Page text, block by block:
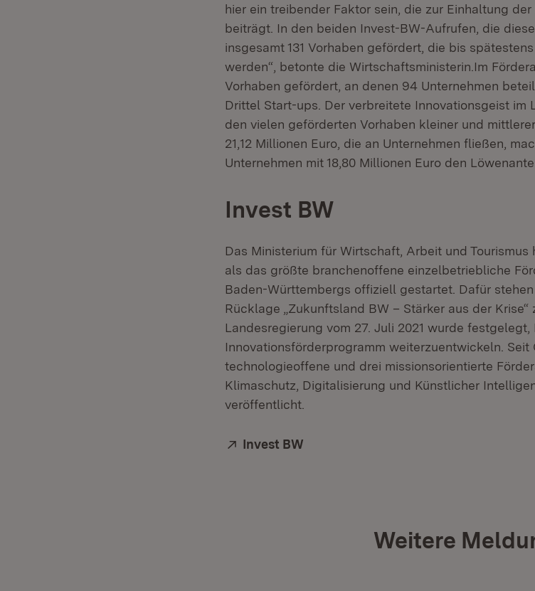
hier ein treibender Faktor sein, die zur Einhaltung
beiträgt. In den beiden Invest-BW-Aufrufen, die
insgesamt 131 Vorhaben gefördert, die bis
werden“, betonte die Wirtschaftsministerin.Im
Vorhaben gefördert, an denen 94 Unternehmen
Drittel Start-ups. Der verbreitete Innovationsgeist im
den vielen geförderten Vorhaben kleiner und
21,12 Millionen Euro, die an Unternehmen fließen,
Unternehmen mit 18,80 Millionen Euro den
Invest BW
Das Ministerium für Wirtschaft, Arbeit und Tourismus
als das größte branchenoffene einzelbetriebliche
Baden-Württembergs offiziell gestartet. Dafür
Rücklage „Zukunftsland BW – Stärker aus der
Landesregierung vom 27. Juli 2021 wurde festgelegt,
Innovationsförderprogramm weiterzuentwickeln. Seit
technologieoffene und drei missionsorientierte
Klimaschutz, Digitalisierung und Künstlicher
veröffentlicht.
Extern:
Invest BW
Weitere